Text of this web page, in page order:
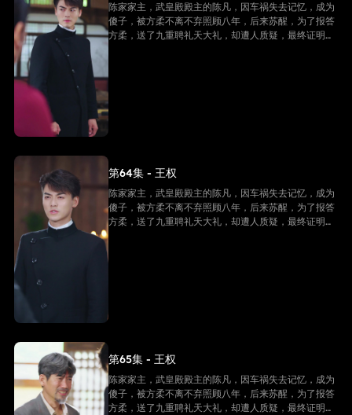
陈家家主，武皇殿殿主的陈凡，因车祸失去记忆，成为
傻子，被方柔不离不弃照顾八年，后来苏醒，为了报答
方柔，送了九重聘礼天大礼，却遭人质疑，最终证明他
是陈家家主，并且还是武皇殿武皇，最终跟方柔有情人
第64集 - 王权
陈家家主，武皇殿殿主的陈凡，因车祸失去记忆，成为
傻子，被方柔不离不弃照顾八年，后来苏醒，为了报答
方柔，送了九重聘礼天大礼，却遭人质疑，最终证明他
是陈家家主，并且还是武皇殿武皇，最终跟方柔有情人
第65集 - 王权
陈家家主，武皇殿殿主的陈凡，因车祸失去记忆，成为
傻子，被方柔不离不弃照顾八年，后来苏醒，为了报答
方柔，送了九重聘礼天大礼，却遭人质疑，最终证明他